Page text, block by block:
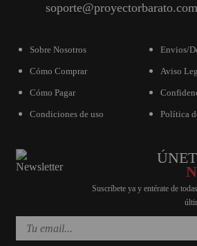
soporte@proyectorbarato.com
Sobre Nosotros
Cómo Comprar
Cómo Pagar
Condiciones de uso
Envios/
Aviso
Política
Suscríbete ya y entérate de